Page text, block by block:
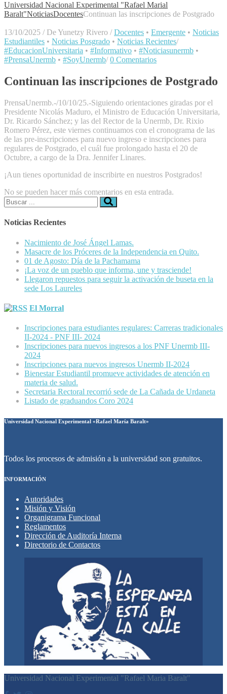
Universidad Nacional Experimental "Rafael Marial
Baralt"NoticiasDocentesContinuan las inscripciones de Postgrado
13/10/2025 / De Yunetzy Rivero / Docentes • Emergente • Noticias
Estudiantiles • Noticias Posgrado • Noticias Recientes/
#EducacionUniversitaria • #Informativo • #Noticiasunermb •
#PrensaUnermb • #SoyUnermb/ 0 Comentarios
Continuan las inscripciones de Postgrado
PrensaUnermb.-/10/10/25.-Siguiendo orientaciones giradas por el
Presidente Nicolás Maduro, el Ministro de Educación Universitaria,
Dr. Ricardo Sánchez; y las del Rector de la Unermb, Dr. Rixio
Romero Pérez, este viernes continuamos con el cronograma de las
de las pre-inscripciones para nuevo ingreso e inscripciones para
regulares de Postgrado, el cuál fue prolongado hasta el 20 de
Octubre, a cargo de la Dra. Jennifer Linares.
¡Aun tienes oportunidad de inscribirte en nuestros Postgrados!
No se pueden hacer más comentarios en esta entrada.
Buscar:
Noticias Recientes
Nacimiento de José Ángel Lamas.
Masacre de los Próceres de la Independencia en Quito.
01 de Agosto: Día de la Pachamama
¡La voz de un pueblo que informa, une y trasciende!
Llegaron repuestos para seguir la activación de buseta en la
sede Los Laureles
El Morral
Inscripciones para estudiantes regulares: Carreras tradicionales
II-2024 - PNF III- 2024
Inscripciones para nuevos ingresos a los PNF Unermb III-
2024
Inscripciones para nuevos ingresos Unermb II-2024
Bienestar Estudiantil promueve actividades de atención en
materia de salud.
Secretaria Rectoral recorrió sede de La Cañada de Urdaneta
Listado de graduandos Coro 2024
Universidad Nacional Experimental «Rafael María Baralt»
Todos los procesos de admisión a la universidad son gratuitos.
INFORMACIÓN
Autoridades
Misión y Visión
Organigrama Funcional
Reglamentos
Dirección de Auditoría Interna
Directorio de Contactos
Universidad Nacional Experimental "Rafael Maria Baralt"